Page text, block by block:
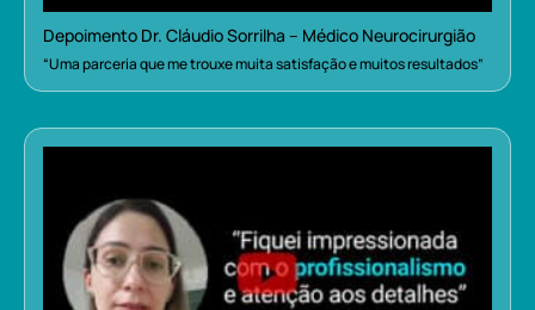
Depoimento Dr. Cláudio Sorrilha – Médico Neurocirurgião
“Uma parceria que me trouxe muita satisfação e muitos resultados”